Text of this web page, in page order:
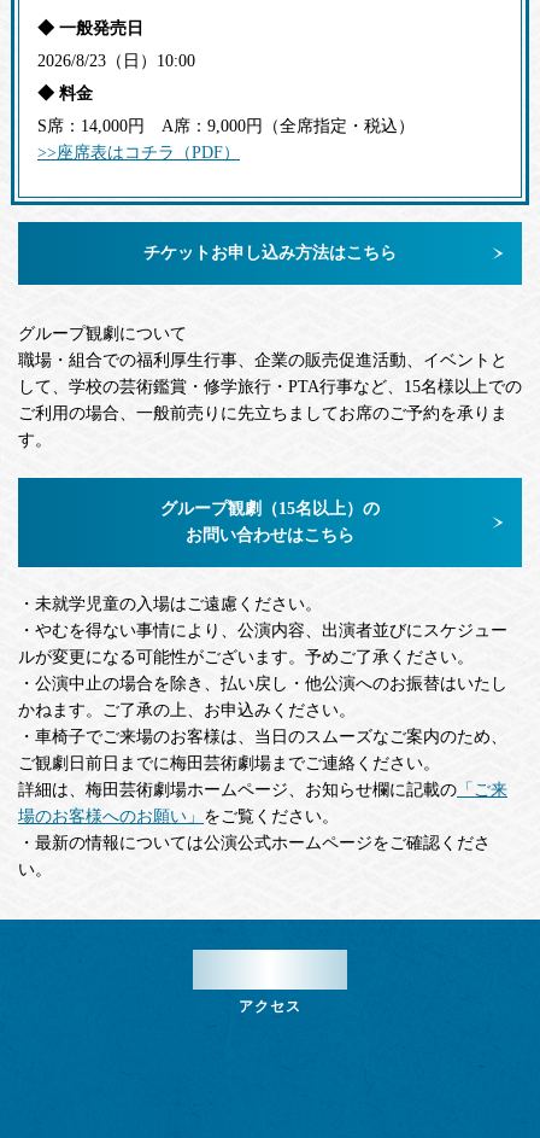
◆ 一般発売日
2026/8/23（日）10:00
◆ 料金
S席：14,000円 A席：9,000円（全席指定・税込）
>>座席表はコチラ（PDF）
チケットお申し込み方法はこちら
グループ観劇について
職場・組合での福利厚生行事、企業の販売促進活動、イベントと
して、学校の芸術鑑賞・修学旅行・PTA行事など、15名様以上での
ご利用の場合、一般前売りに先立ちましてお席のご予約を承りま
す。
グループ観劇（15名以上）の
お問い合わせはこちら
・未就学児童の入場はご遠慮ください。
・やむを得ない事情により、公演内容、出演者並びにスケジュー
ルが変更になる可能性がございます。予めご了承ください。
・公演中止の場合を除き、払い戻し・他公演へのお振替はいたし
かねます。ご了承の上、お申込みください。
・車椅子でご来場のお客様は、当日のスムーズなご案内のため、
ご観劇日前日までに梅田芸術劇場までご連絡ください。
詳細は、梅田芸術劇場ホームページ、お知らせ欄に記載の 「ご来
場のお客様へのお願い」 をご覧ください。
・最新の情報については公演公式ホームページをご確認くださ
い。
アクセス